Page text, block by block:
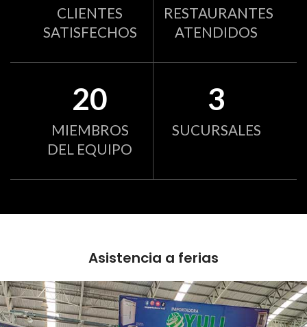
CLIENTES
SATISFECHOS
RESTAURANTES
ATENDIDOS
20
MIEMBROS
DEL EQUIPO
3
SUCURSALES
Asistencia a ferias